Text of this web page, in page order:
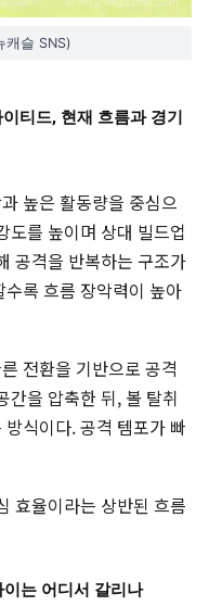
캐슬 SNS)
티드, 현재 흐름과 경기
높은 활동량을 중심으
도를 높이며 상대 빌드업
공격을 반복하는 구조가
록 흐름 장악력이 높아
전환을 기반으로 공격
간을 압축한 뒤, 볼 탈취
식이다. 공격 템포가 빠
효율이라는 상반된 흐름
는 어디서 갈리나